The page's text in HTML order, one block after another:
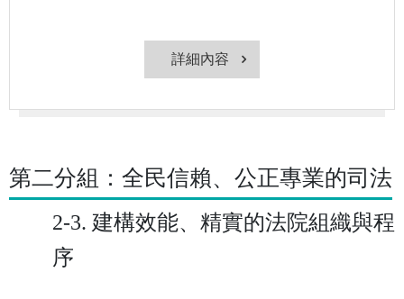
詳細內容
第二分組：全民信賴、公正專業的司法
2-3. 建構效能、精實的法院組織與程
序